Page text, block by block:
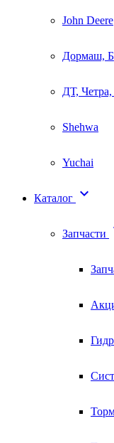
John Deere
Дормаш,
ДТ,
Shehwa
Yuchai
Каталог 
Запчасти